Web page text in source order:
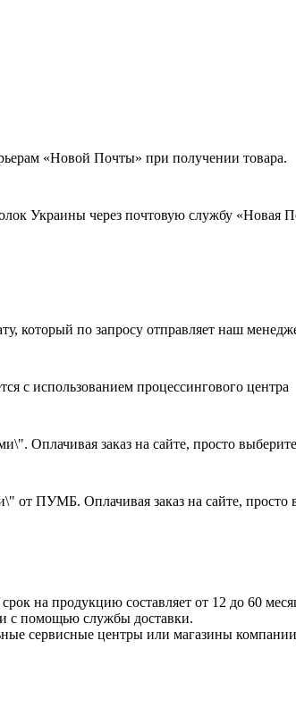
«Новой Почты» при получении товара.
Украины через почтовую службу «Новая
который по запросу отправляет наш
с использованием процессингового центра
Оплачивая заказ на сайте, просто
ПУМБ. Оплачивая заказ на сайте, просто
на продукцию составляет от 12 до 60
с помощью службы доставки.
сервисные центры или магазины